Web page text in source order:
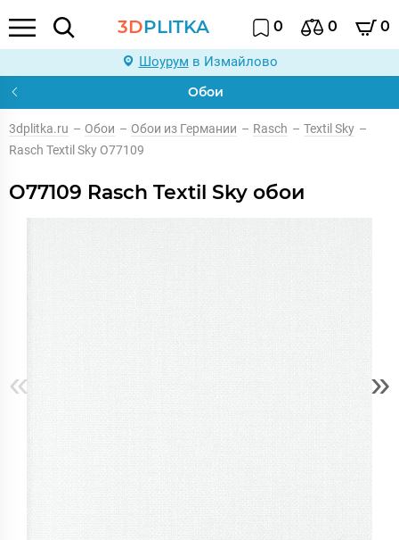
3DPLITKA 0 0 0
Шоурум в Измайлово
Обои
3dplitka.ru – Обои – Обои из Германии – Rasch – Textil Sky –
Rasch Textil Sky O77109
O77109 Rasch Textil Sky обои
« »